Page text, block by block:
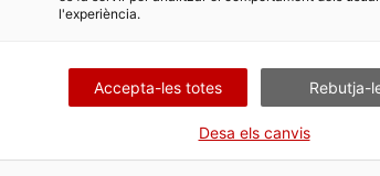
Un sistema garant de confiança.
De l'inalterable a l'inexorable. Els
Un non mon per explorar: Les
Metavers o un nou univers
l'experiència.
Accepta-les totes Rebutja-
Desa els canvis